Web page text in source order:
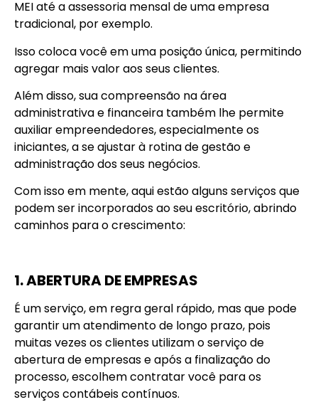
MEI até a assessoria mensal de uma empresa
tradicional, por exemplo.
Isso coloca você em uma posição única, permitindo
agregar mais valor aos seus clientes.
Além disso, sua compreensão na área
administrativa e financeira também lhe permite
auxiliar empreendedores, especialmente os
iniciantes, a se ajustar à rotina de gestão e
administração dos seus negócios.
Com isso em mente, aqui estão alguns serviços que
podem ser incorporados ao seu escritório, abrindo
caminhos para o crescimento:
1. ABERTURA DE EMPRESAS
É um serviço, em regra geral rápido, mas que pode
garantir um atendimento de longo prazo, pois
muitas vezes os clientes utilizam o serviço de
abertura de empresas e após a finalização do
processo, escolhem contratar você para os
serviços contábeis contínuos.